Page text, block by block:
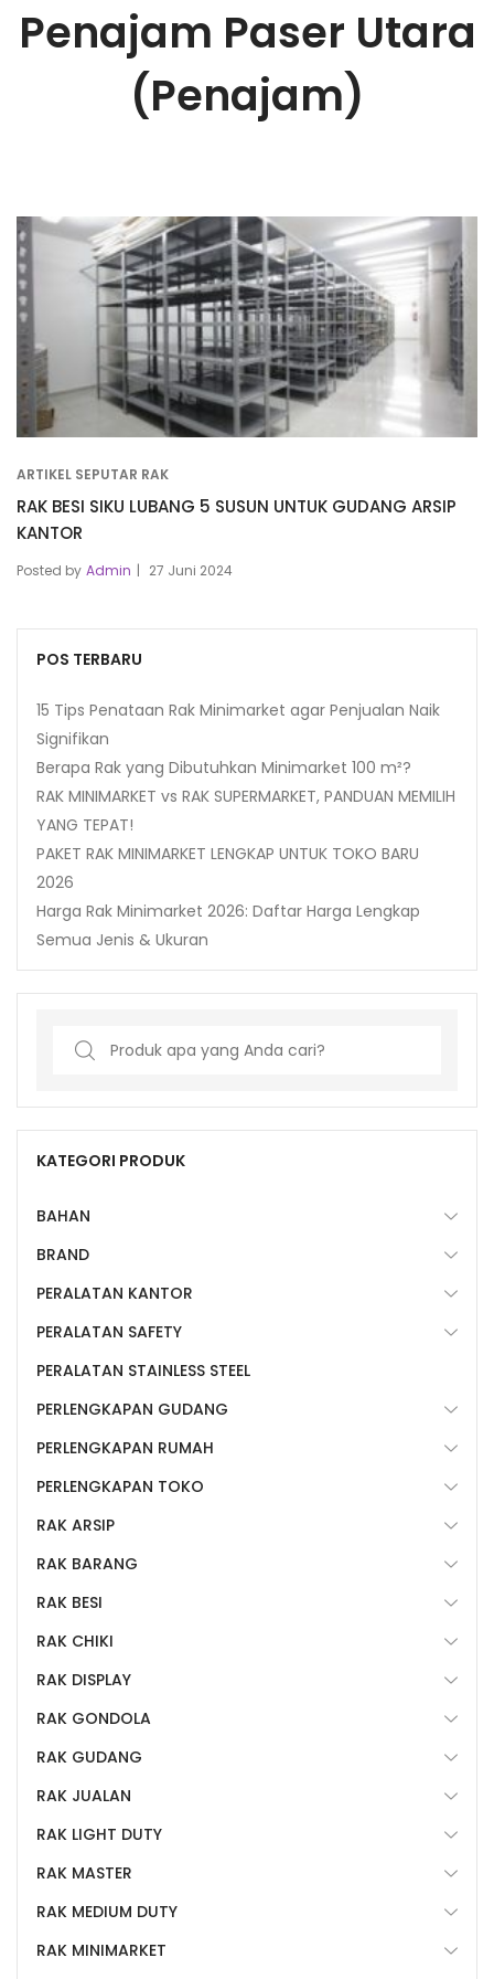
Penajam Paser Utara
(Penajam)
ARTIKEL SEPUTAR RAK
RAK BESI SIKU LUBANG 5 SUSUN UNTUK GUDANG ARSIP
KANTOR
Posted by Admin 27 Juni 2024
POS TERBARU
15 Tips Penataan Rak Minimarket agar Penjualan Naik
Signifikan
Berapa Rak yang Dibutuhkan Minimarket 100 m²?
RAK MINIMARKET vs RAK SUPERMARKET, PANDUAN MEMILIH
YANG TEPAT!
PAKET RAK MINIMARKET LENGKAP UNTUK TOKO BARU
2026
Harga Rak Minimarket 2026: Daftar Harga Lengkap
Semua Jenis & Ukuran
Search
KATEGORI PRODUK
BAHAN
BRAND
PERALATAN KANTOR
PERALATAN SAFETY
PERALATAN STAINLESS STEEL
PERLENGKAPAN GUDANG
PERLENGKAPAN RUMAH
PERLENGKAPAN TOKO
RAK ARSIP
RAK BARANG
RAK BESI
RAK CHIKI
RAK DISPLAY
RAK GONDOLA
RAK GUDANG
RAK JUALAN
RAK LIGHT DUTY
RAK MASTER
RAK MEDIUM DUTY
RAK MINIMARKET